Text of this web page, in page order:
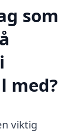
som
med?
viktig